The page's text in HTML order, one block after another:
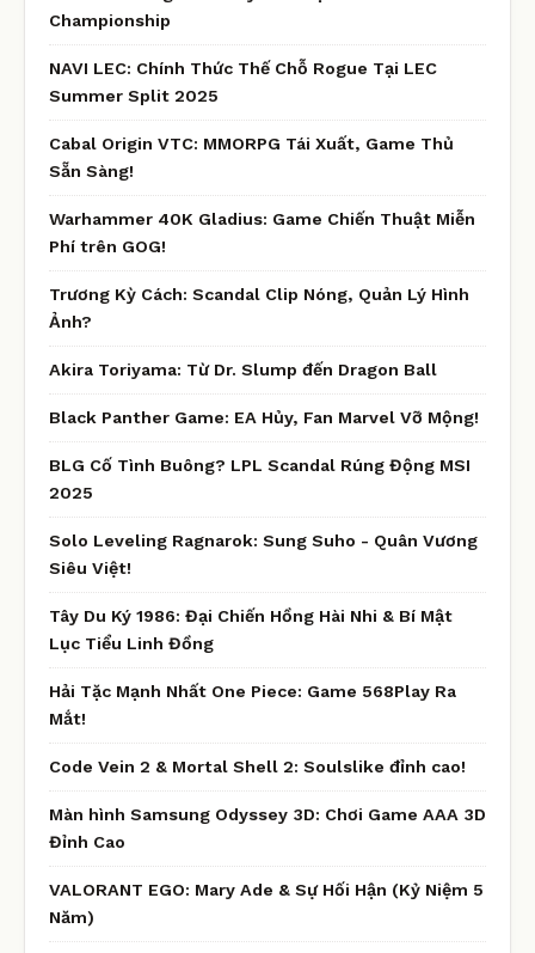
Championship
NAVI LEC: Chính Thức Thế Chỗ Rogue Tại LEC
Summer Split 2025
Cabal Origin VTC: MMORPG Tái Xuất, Game Thủ
Sẵn Sàng!
Warhammer 40K Gladius: Game Chiến Thuật Miễn
Phí trên GOG!
Trương Kỳ Cách: Scandal Clip Nóng, Quản Lý Hình
Ảnh?
Akira Toriyama: Từ Dr. Slump đến Dragon Ball
Black Panther Game: EA Hủy, Fan Marvel Vỡ Mộng!
BLG Cố Tình Buông? LPL Scandal Rúng Động MSI
2025
Solo Leveling Ragnarok: Sung Suho - Quân Vương
Siêu Việt!
Tây Du Ký 1986: Đại Chiến Hồng Hài Nhi & Bí Mật
Lục Tiểu Linh Đồng
Hải Tặc Mạnh Nhất One Piece: Game 568Play Ra
Mắt!
Code Vein 2 & Mortal Shell 2: Soulslike đỉnh cao!
Màn hình Samsung Odyssey 3D: Chơi Game AAA 3D
Đỉnh Cao
VALORANT EGO: Mary Ade & Sự Hối Hận (Kỷ Niệm 5
Năm)